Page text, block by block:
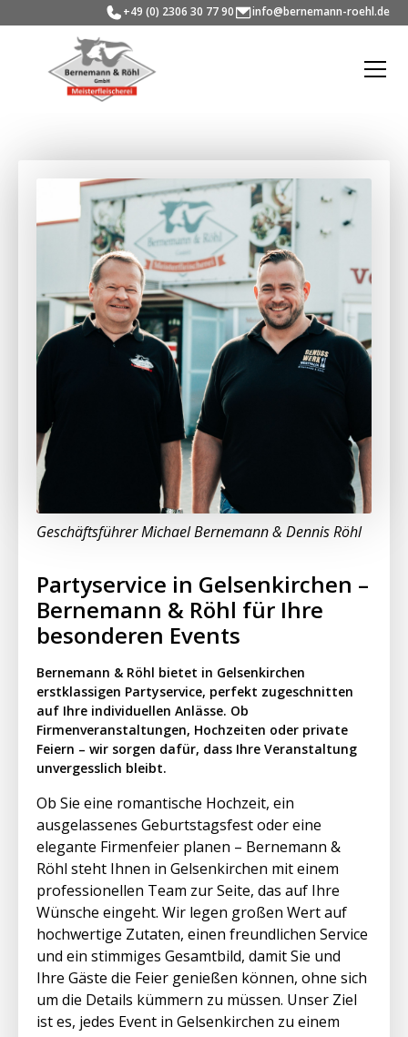
+49 (0) 2306 30 77 90 info@bernemann-roehl.de
Partyservice in Gelsenkirchen –
Bernemann & Röhl für Ihre
besonderen Events
Bernemann & Röhl bietet in Gelsenkirchen
erstklassigen Partyservice, perfekt zugeschnitten
auf Ihre individuellen Anlässe. Ob
Firmenveranstaltungen, Hochzeiten oder private
Feiern – wir sorgen dafür, dass Ihre Veranstaltung
unvergesslich bleibt.
Ob Sie eine romantische Hochzeit, ein
ausgelassenes Geburtstagsfest oder eine
elegante Firmenfeier planen – Bernemann &
Röhl steht Ihnen in Gelsenkirchen mit einem
professionellen Team zur Seite, das auf Ihre
Wünsche eingeht. Wir legen großen Wert auf
hochwertige Zutaten, einen freundlichen Service
und ein stimmiges Gesamtbild, damit Sie und
Ihre Gäste die Feier genießen können, ohne sich
um die Details kümmern zu müssen. Unser Ziel
ist es, jedes Event in Gelsenkirchen zu einem
Geschäftsführer Michael Bernemann & Dennis Röhl